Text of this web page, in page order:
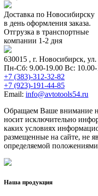
Доставка по Новосибирску
в день оформления заказа.
Отгрузка в транспортные
компании 1-2 дня
630015 , г. Новосибирск, ул.
Пн-Сб: 9.00-19.00 Вс: 10.00-
+7 (383)-312-32-82
+7 (923)-191-44-85
Email: info@avtotools54.ru
Обращаем Ваше внимание
носит исключительно
каких условиях
размещенные на сайте, не
определяемой
Наша продукция